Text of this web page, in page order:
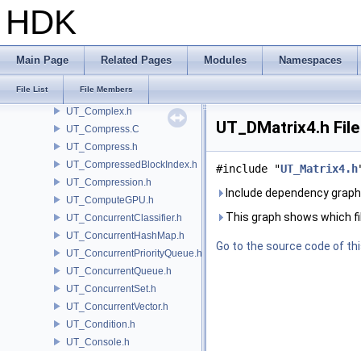
HDK
Main Page Related Pages Modules Namespaces
File List File Members
UT_ColorBlackbody.h
UT_ColorTable.h
UT_CommonMMXFuncs.h
UT_Compare.h
UT_Complex.h
UT_Compress.C
UT_Compress.h
UT_CompressedBlockIndex.h
UT_Compression.h
UT_ComputeGPU.h
UT_ConcurrentClassifier.h
UT_ConcurrentHashMap.h
UT_ConcurrentPriorityQueue.h
UT_ConcurrentQueue.h
UT_ConcurrentSet.h
UT_ConcurrentVector.h
UT_Condition.h
UT_Console.h
UT_DMatrix4.h
#include "UT_Matrix4.h
Include dependency
This graph shows which
Go to the source code of